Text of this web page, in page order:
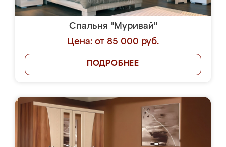
Спальня "Муривай"
Цена: от 85 000 руб.
ПОДРОБНЕЕ